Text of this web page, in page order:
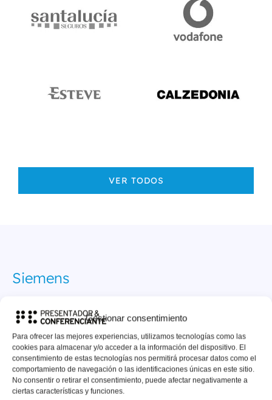
Gestionar consentimiento
Para ofrecer las mejores experiencias, utilizamos tecnologías como las
cookies para almacenar y/o acceder a la información del dispositivo. El
consentimiento de estas tecnologías nos permitirá procesar datos como el
comportamiento de navegación o las identificaciones únicas en este sitio.
No consentir o retirar el consentimiento, puede afectar negativamente a
ciertas características y funciones.
VER TODOS
Siemens
«La conferencia que nos ofreció Enric en
nuestra fue espectacular. Fresca, dinámica,
motivadora, ¡todos los asistentes estuvieron
encandados! ¡Gracias Enric! Esperamos volver a
tenerte por aquí y escucharte otra vez»